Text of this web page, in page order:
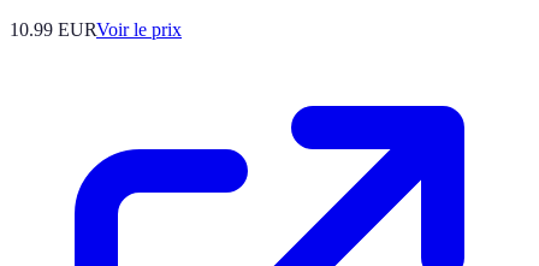
10.99 EURVoir le prix